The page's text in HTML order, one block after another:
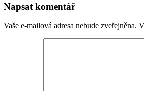
Napsat komentář
Vaše e-mailová adresa nebude zveřejněna.